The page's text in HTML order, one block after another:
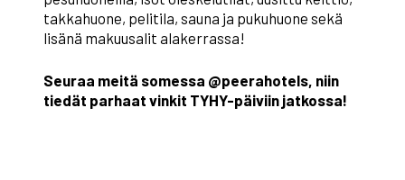
takkahuone, pelitila, sauna ja pukuhuone sekä
lisänä makuusalit alakerrassa!
Seuraa meitä somessa @peerahotels, niin
tiedät parhaat vinkit TYHY-päiviin jatkossa!